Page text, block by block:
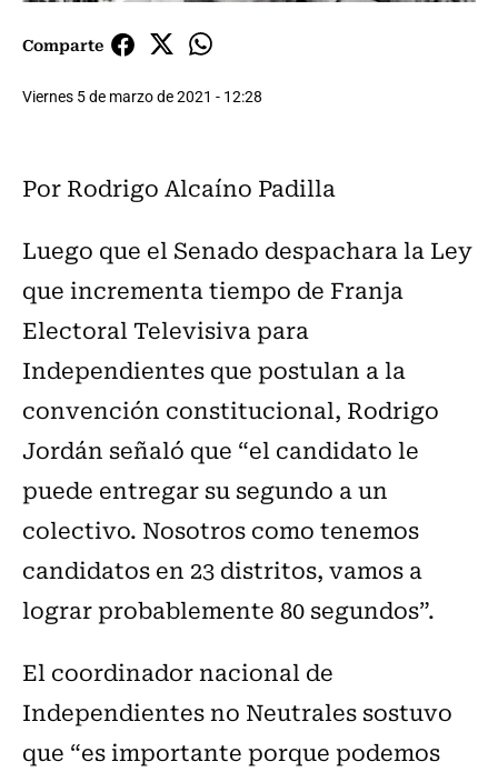
Comparte
Viernes 5 de marzo de 2021 - 12:28
Por Rodrigo Alcaíno Padilla
Luego que el Senado despachara la Ley
que incrementa tiempo de Franja
Electoral Televisiva para
Independientes que postulan a la
convención constitucional, Rodrigo
Jordán señaló que “el candidato le
puede entregar su segundo a un
colectivo. Nosotros como tenemos
candidatos en 23 distritos, vamos a
lograr probablemente 80 segundos”.
El coordinador nacional de
Independientes no Neutrales sostuvo
que “es importante porque podemos